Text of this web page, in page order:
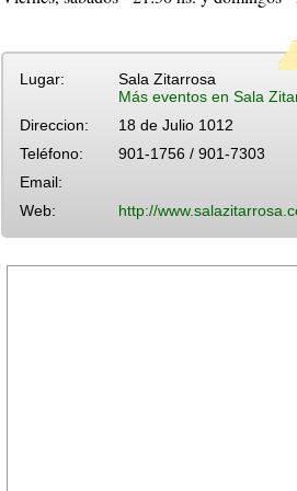
Lugar:
Sala Zitarrosa
Más eventos en Sala
Direccion:
18 de Julio 1012
Teléfono:
901-1756 / 901-7303
Email:
Web:
http://